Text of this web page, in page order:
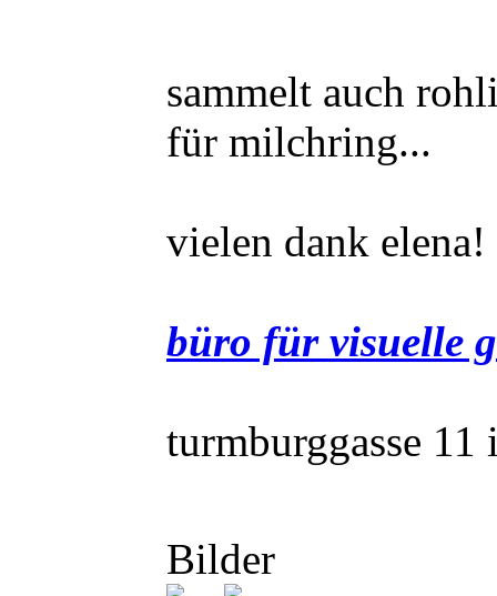
sammelt auch
für milchring...
vielen dank elena!
büro für visuelle
turmburggasse
Bilder